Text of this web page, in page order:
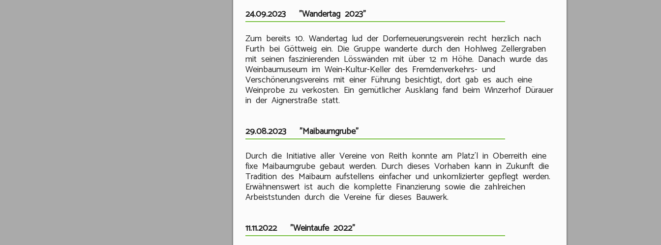
24.09.2023 "Wandertag 2023"
Zum bereits 10. Wandertag lud der Dorferneuerungsverein recht herzlich nach
Furth bei Göttweig ein. Die Gruppe wanderte durch den Hohlweg Zellergraben
mit seinen faszinierenden Lösswänden mit über 12 m Höhe. Danach wurde das
Weinbaumuseum im Wein-Kultur-Keller des Fremdenverkehrs- und
Verschönerungsvereins mit einer Führung besichtigt, dort gab es auch eine
Weinprobe zu verkosten. Ein gemütlicher Ausklang fand beim Winzerhof Dürauer
in der Aignerstraße statt.
29.08.2023 "Maibaumgrube"
Durch die Initiative aller Vereine von Reith konnte am Platz´l in Oberreith eine
fixe Maibaumgrube gebaut werden. Durch dieses Vorhaben kann in Zukunft die
Tradition des Maibaum aufstellens einfacher und unkomlizierter gepflegt werden.
Erwähnenswert ist auch die komplette Finanzierung sowie die zahlreichen
Arbeiststunden durch die Vereine für dieses Bauwerk.
11.11.2022 "Weintaufe 2022"